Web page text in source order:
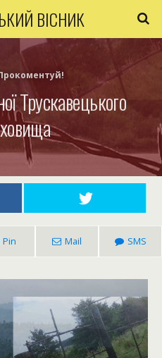
ВІСНИК
Трускавецького
Pin Mail SMS